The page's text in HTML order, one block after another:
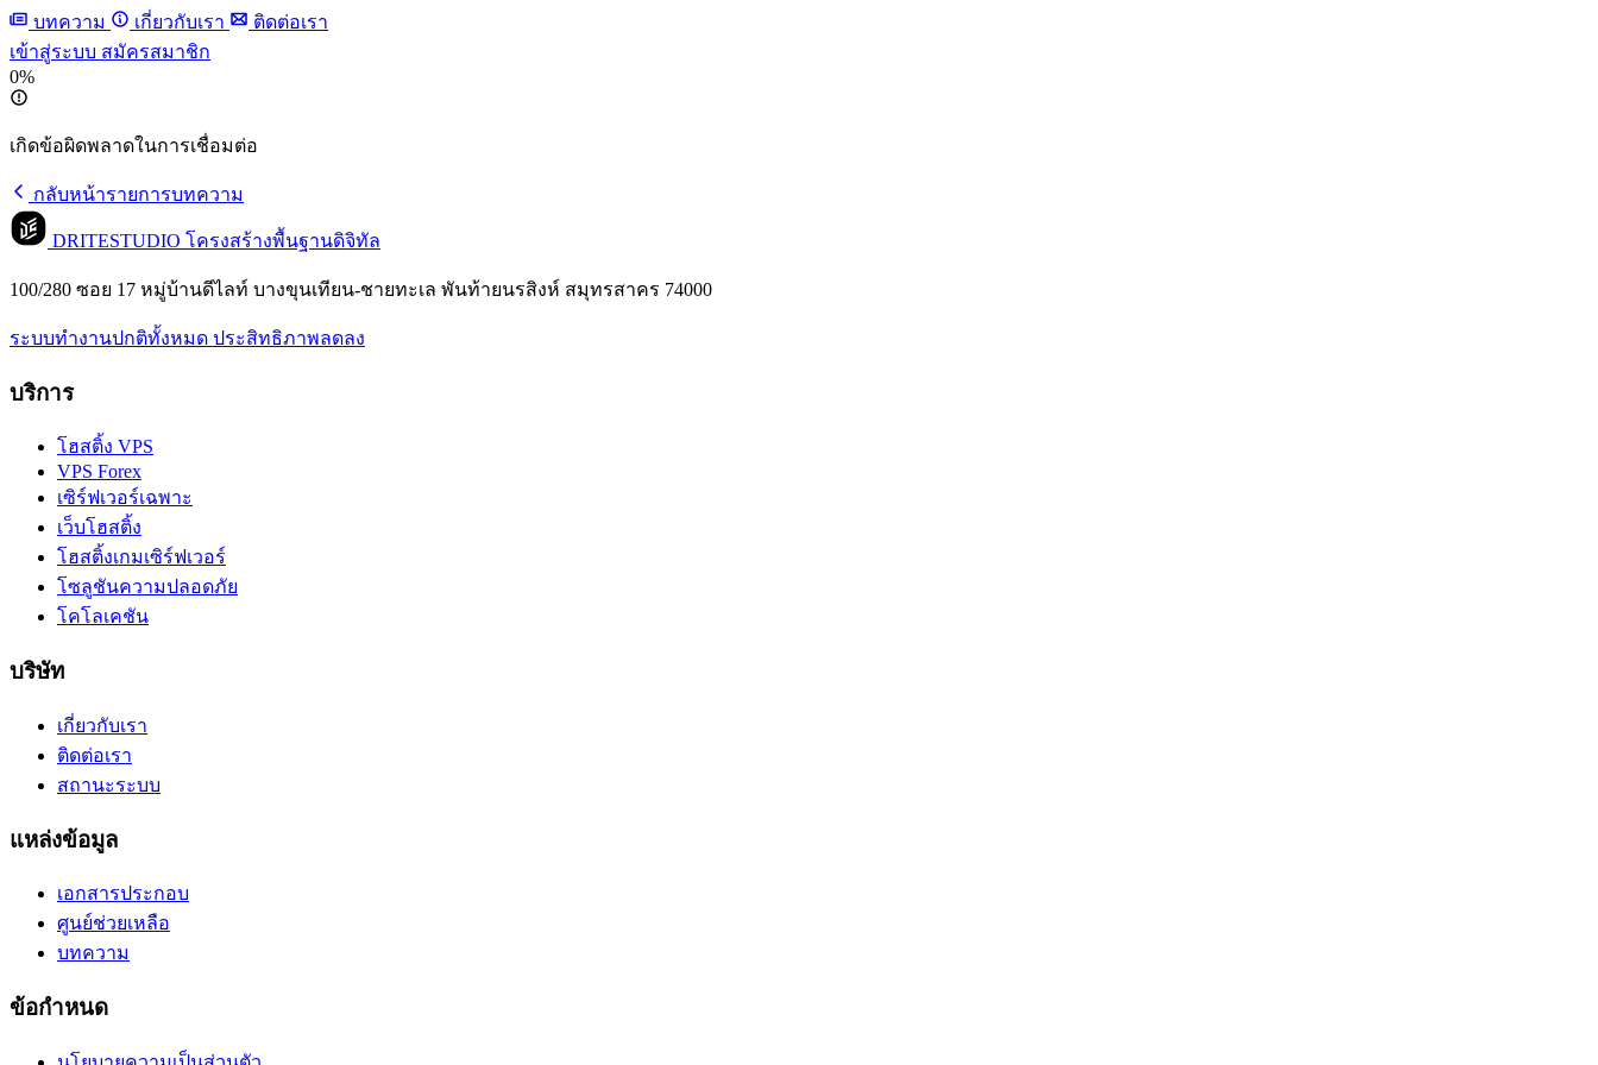
บทความ
เกี่ยวกับเรา
ติดต่อเรา
เข้าสู่ระบบ สมัครสมาชิก
0%
เกิดข้อผิดพลาดในการเชื่อมต่อ
กลับหน้ารายการบทความ
DRITESTUDIO โครงสร้างพื้นฐานดิจิทัล
100/280 ซอย 17 หมู่บ้านดีไลท์ บางขุนเทียน-ชายทะเล พันท้ายนรสิงห์ สมุทรสาคร 74000
ระบบทำงานปกติทั้งหมด ประสิทธิภาพลดลง
บริการ
โฮสติ้ง VPS
VPS Forex
เซิร์ฟเวอร์เฉพาะ
เว็บโฮสติ้ง
โฮสติ้งเกมเซิร์ฟเวอร์
โซลูชันความปลอดภัย
โคโลเคชัน
บริษัท
เกี่ยวกับเรา
ติดต่อเรา
สถานะระบบ
แหล่งข้อมูล
เอกสารประกอบ
ศูนย์ช่วยเหลือ
บทความ
ข้อกำหนด